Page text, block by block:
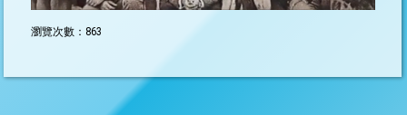
瀏覽次數：863